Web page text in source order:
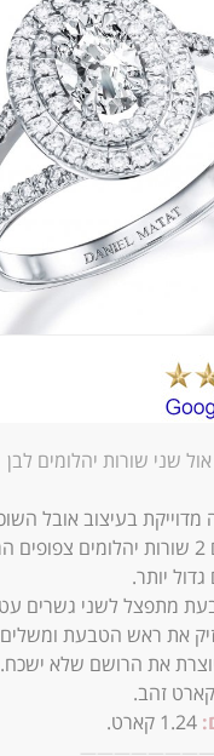
שני שורות יהלומים לבן
וסביבו מתעגלים 2 שורות יהלומים
גדול יותר.
מתפצל לשני גשרים
את ראש הטבעת
את הרושם שלא ישכח.
קארט זהב.
1.24 קארט.